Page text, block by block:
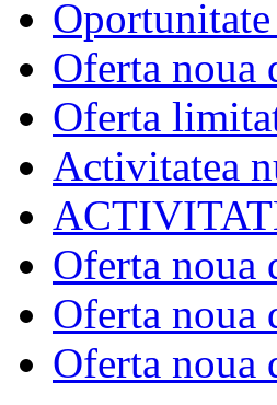
Oferta noua
Oferta
Activitatea
Oferta noua
Oferta noua
Oferta noua